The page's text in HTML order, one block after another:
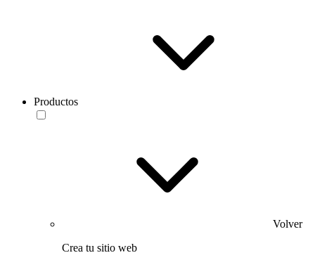
Productos
Volver
Crea tu sitio web